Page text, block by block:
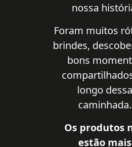
nossa
Foram muitos
brindes,
bons
longo dessa
caminhada.
Os produtos
estão mais